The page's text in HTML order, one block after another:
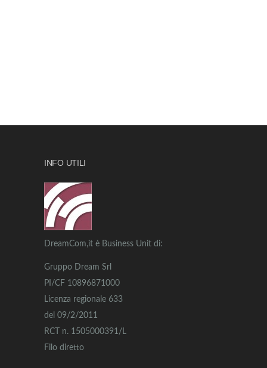
INFO UTILI
DreamCom,it è Business Unit di:
Gruppo Dream Srl
PI/CF 10896871000
Licenza regionale 633
del 09/2/2011
RCT n. 1505000391/L
Filo diretto